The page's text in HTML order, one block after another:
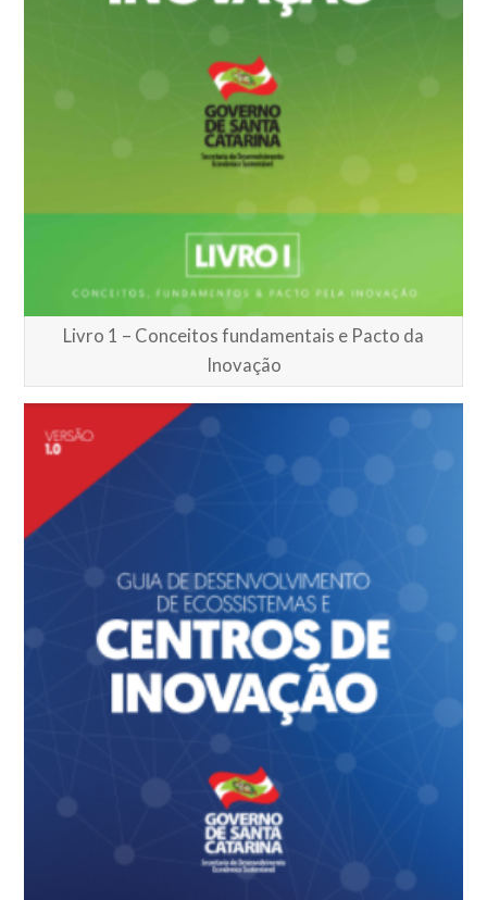
Livro 1 – Conceitos fundamentais e Pacto da
Inovação